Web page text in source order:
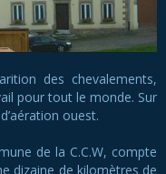
des chevalements,
pour tout le monde. Sur
ouest.
de la C.C.W, compte
dizaine de kilomètres de